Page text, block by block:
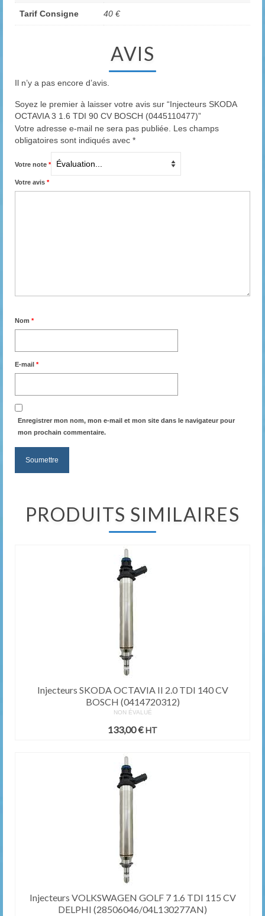
Tarif Consigne 40 €
AVIS
Il n’y a pas encore d’avis.
Soyez le premier à laisser votre avis sur “Injecteurs SKODA
OCTAVIA 3 1.6 TDI 90 CV BOSCH (0445110477)”
Votre adresse e-mail ne sera pas publiée.
Les champs
obligatoires sont indiqués avec *
Votre note *
Votre avis *
Nom *
E-mail *
Enregistrer mon nom, mon e-mail et mon site dans le navigateur pour
mon prochain commentaire.
PRODUITS SIMILAIRES
Injecteurs SKODA OCTAVIA II 2.0 TDI 140 CV
BOSCH (0414720312)
NON ÉVALUÉ
133,00€ HT
Injecteurs VOLKSWAGEN GOLF 7 1.6 TDI 115 CV
DELPHI (28506046/04L130277AN)